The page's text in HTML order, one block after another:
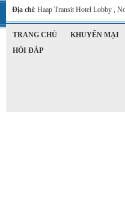
Địa chỉ: Haap Transit Hotel Lobby ,
TRANG CHỦ KHUYẾN MẠI
HỎI ĐÁP